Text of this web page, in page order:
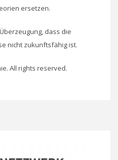
ersetzen.
dass die
nicht zukunftsfähig ist.
All rights reserved.